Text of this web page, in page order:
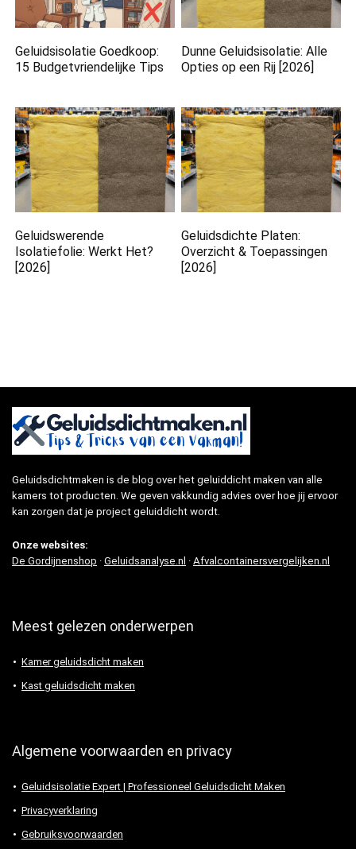
Geluidsisolatie Goedkoop:
15 Budgetvriendelijke Tips
Dunne Geluidsisolatie: Alle
Opties op een Rij [2026]
Geluidswerende
Isolatiefolie: Werkt Het?
[2026]
Geluidsdichte Platen:
Overzicht & Toepassingen
[2026]
Geluidsdichtmaken is de blog over het geluiddicht maken van alle
kamers tot producten. We geven vakkundig advies over hoe jij ervoor
kan zorgen dat je project geluiddicht wordt.
Onze websites:
De Gordijnenshop · Geluidsanalyse.nl · Afvalcontainersvergelijken.nl
Meest gelezen onderwerpen
Kamer geluidsdicht maken
Kast geluidsdicht maken
Algemene voorwaarden en privacy
Geluidsisolatie Expert | Professioneel Geluidsdicht Maken
Privacyverklaring
Gebruiksvoorwaarden